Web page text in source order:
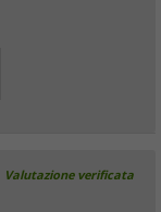
Valutazione verificata